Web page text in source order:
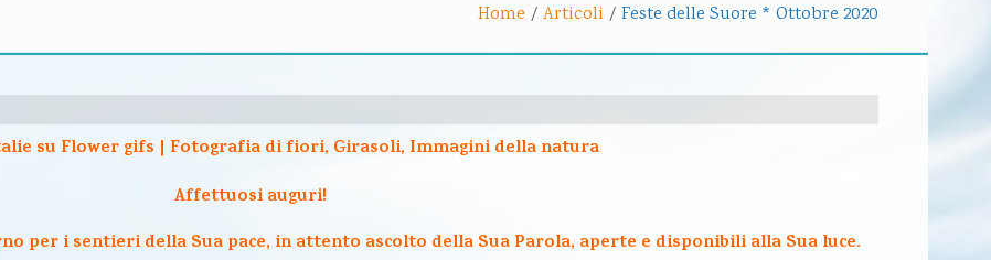
Home / Articoli / Feste delle Suore * Ottobre 2020
Affettuosi auguri!
per i sentieri della Sua pace, in attento ascolto della Sua Parola, aperte e disponibili alla Sua luce.